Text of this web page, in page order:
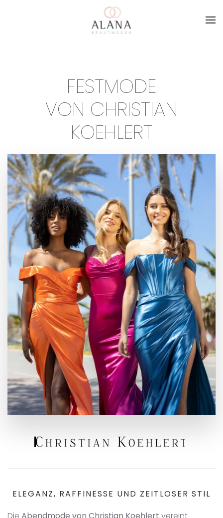
Skip to main content
FESTMODE
VON CHRISTIAN
KOEHLERT
ELEGANZ, RAFFINESSE UND ZEITLOSER STIL
Die Abendmode von Christian Koehlert vereint